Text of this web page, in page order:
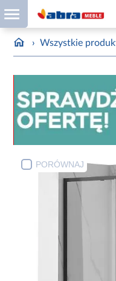
› Wszystkie
PORÓWNAJ